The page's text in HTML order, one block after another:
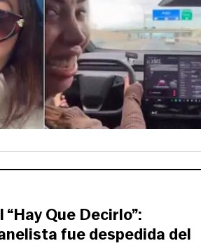
Que Decirlo”:
fue despedida del